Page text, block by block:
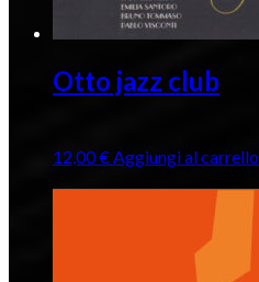
Otto jazz club
12,00€ Aggiungi al carrello